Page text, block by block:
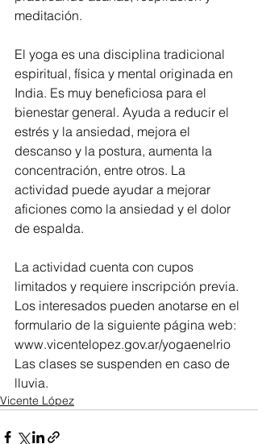
meditación.
El yoga es una disciplina tradicional
espiritual, física y mental originada en
India. Es muy beneficiosa para el
bienestar general. Ayuda a reducir el
estrés y la ansiedad, mejora el
descanso y la postura, aumenta la
concentración, entre otros. La
actividad puede ayudar a mejorar
aficiones como la ansiedad y el dolor
de espalda.
La actividad cuenta con cupos
limitados y requiere inscripción previa.
Los interesados pueden anotarse en el
formulario de la siguiente página web:
www.vicentelopez.gov.ar/yogaenelrio
Las clases se suspenden en caso de
lluvia.
Vicente López